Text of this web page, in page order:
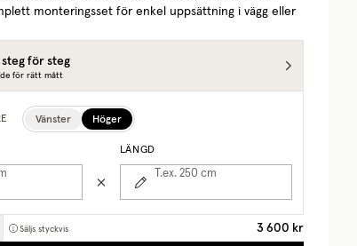
monteringsset för enkel uppsättning i vägg eller
för steg
för rätt mått
Vänster Höger
LÄNGD
T.ex. 250 cm
Säljs styckvis 3 600 kr